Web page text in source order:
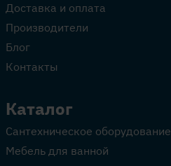
Доставка и оплата
Производители
Блог
Контакты
Каталог
Сантехническое оборудование
Мебель для ванной